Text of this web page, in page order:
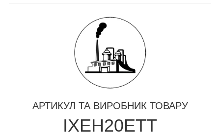
АРТИКУЛ ТА ВИРОБНИК ТОВАРУ
IXEH20ETT